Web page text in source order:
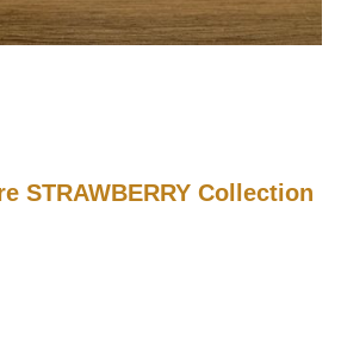
STRAWBERRY Collection